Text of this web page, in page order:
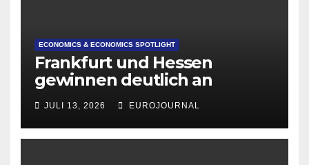
ECONOMICS & ECONOMICS SPOTLIGHT
Frankfurt und Hessen
gewinnen deutlich an
Attraktivität für Startup-
Gründungen
JULI 13, 2026 EUROJOURNAL